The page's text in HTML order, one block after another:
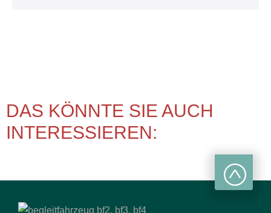
DAS KÖNNTE SIE AUCH
INTERESSIEREN: